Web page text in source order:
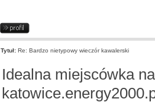
Tytuł: Re: Bardzo nietypowy wieczór kawalerski
Idealna miejscówka